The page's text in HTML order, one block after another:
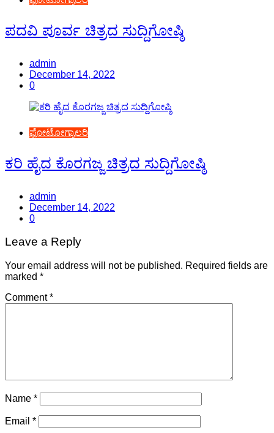
ಪದವಿ ಪೂರ್ವ ಚಿತ್ರದ ಸುದ್ದಿಗೋಷ್ಠಿ
admin
December 14, 2022
0
ಫೋಟೋಗ್ಯಾಲರಿ
ಕರಿ ಹೈದ ಕೊರಗಜ್ಜ ಚಿತ್ರದ ಸುದ್ದಿಗೋಷ್ಠಿ
admin
December 14, 2022
0
Leave a Reply
Your email address will not be published. Required fields are
marked *
Comment*
Name *
Email *